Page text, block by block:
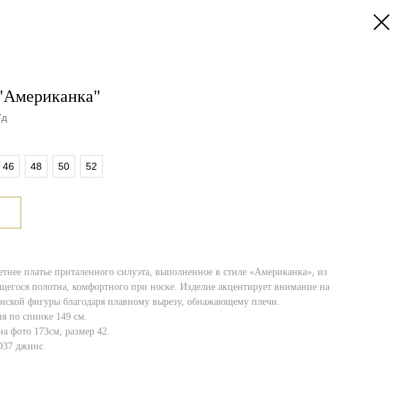
46 48 50 52
платье приталенного силуэта, выполненное в стиле «Американка», из
полотна, комфортного при носке. Изделие акцентирует внимание на
фигуры благодаря плавному вырезу, обнажающему плечи.
по спинке 149 см.
фото 173см, размер 42.
джинс